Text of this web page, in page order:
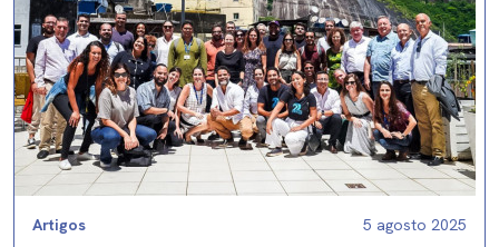
Artigos 5 agosto 2025